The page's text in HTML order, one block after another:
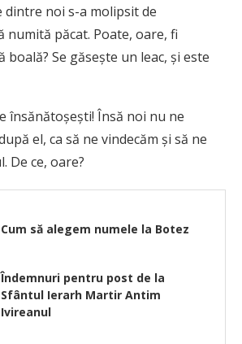
dintre noi s-a molipsit de
numită păcat. Poate, oare, fi
boală? Se găsește un leac, și este
însănătoșești! Însă noi nu ne
el, ca să ne vindecăm și să ne
De ce, oare?
Cum să alegem numele la Botez
Îndemnuri pentru post de la
Sfântul Ierarh Martir Antim
Ivireanul